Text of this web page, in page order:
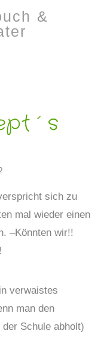
sich zu
mal wieder einen
–Könnten wir!!
verwaistes
man den
Schule abholt)